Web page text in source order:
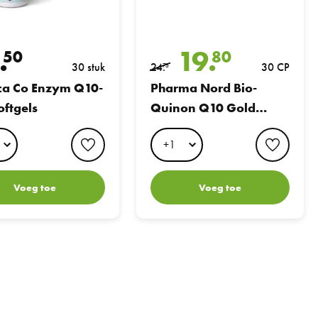
50 30 stuk
Co Enzym Q10-
favorite button
Voeg toe
24.
75 19.80 30 CP
Pharma Nord Bio-
Quinon Q10 Gold
100mg Capsules
Voeg toe